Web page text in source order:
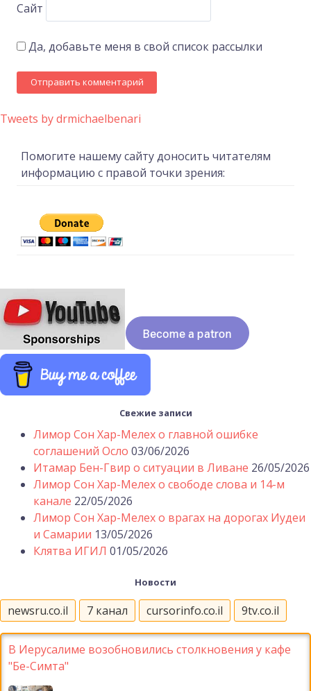
Сайт
Да, добавьте меня в свой список рассылки
Tweets by drmichaelbenari
Помогите нашему сайту доносить читателям
информацию с правой точки зрения:
Свежие записи
Лимор Сон Хар-Мелех о главной ошибке
соглашений Осло 03/06/2026
Итамар Бен-Гвир о ситуации в Ливане 26/05/2026
Лимор Сон Хар-Мелех о свободе слова и 14-м
канале 22/05/2026
Лимор Сон Хар-Мелех о врагах на дорогах Иудеи
и Самарии 13/05/2026
Клятва ИГИЛ 01/05/2026
Новости
newsru.co.il 7 канал cursorinfo.co.il 9tv.co.il
В Иерусалиме возобновились столкновения у кафе
"Бе-Симта"